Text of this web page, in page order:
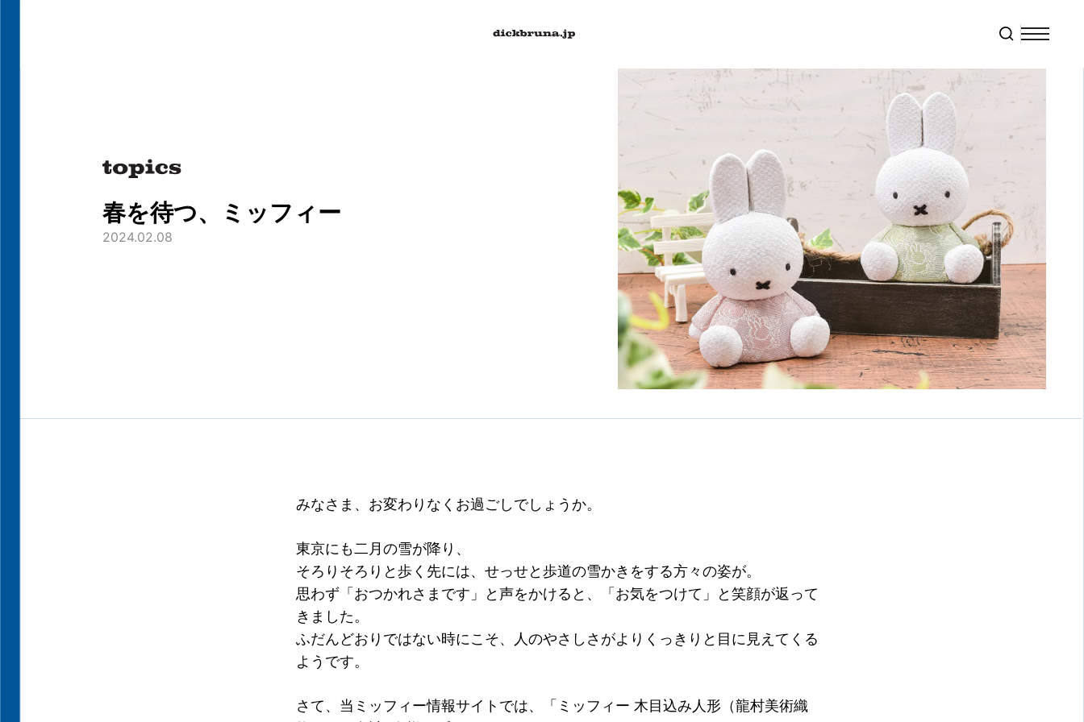
春を待つ、ミッフィー
2024.02.08
みなさま、お変わりなくお過ごしでしょうか。
東京にも二月の雪が降り、
そろりそろりと歩く先には、せっせと歩道の雪かきをする方々の姿が。
思わず「おつかれさまです」と声をかけると、「お気をつけて」と笑顔が返って
きました。
ふだんどおりではない時にこそ、人のやさしさがよりくっきりと目に見えてくる
ようです。
さて、当ミッフィー情報サイトでは、「ミッフィー 木目込み人形（龍村美術織